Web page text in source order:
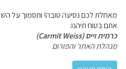
מאחלת לכם נסיעה טובה! ותסמוך על
אתם בטוח תיהנו.
כרמית וייס (Carmit Weiss)
מנהלת האתר והפורום